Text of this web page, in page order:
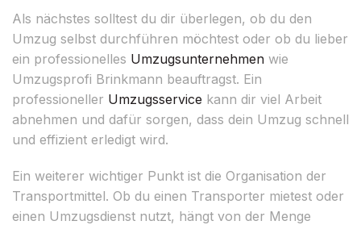
Als nächstes solltest du dir überlegen, ob du den
Umzug selbst durchführen möchtest oder ob du lieber
ein professionelles Umzugsunternehmen wie
Umzugsprofi Brinkmann beauftragst. Ein
professioneller Umzugsservice kann dir viel Arbeit
abnehmen und dafür sorgen, dass dein Umzug schnell
und effizient erledigt wird.
Ein weiterer wichtiger Punkt ist die Organisation der
Transportmittel. Ob du einen Transporter mietest oder
einen Umzugsdienst nutzt, hängt von der Menge